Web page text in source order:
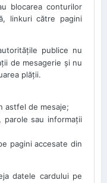
blocarea conturilor
linkuri către pagini
publice nu
de mesagerie și nu
plății.
astfel de mesaje;
sau informații
pagini accesate din
datele cardului pe